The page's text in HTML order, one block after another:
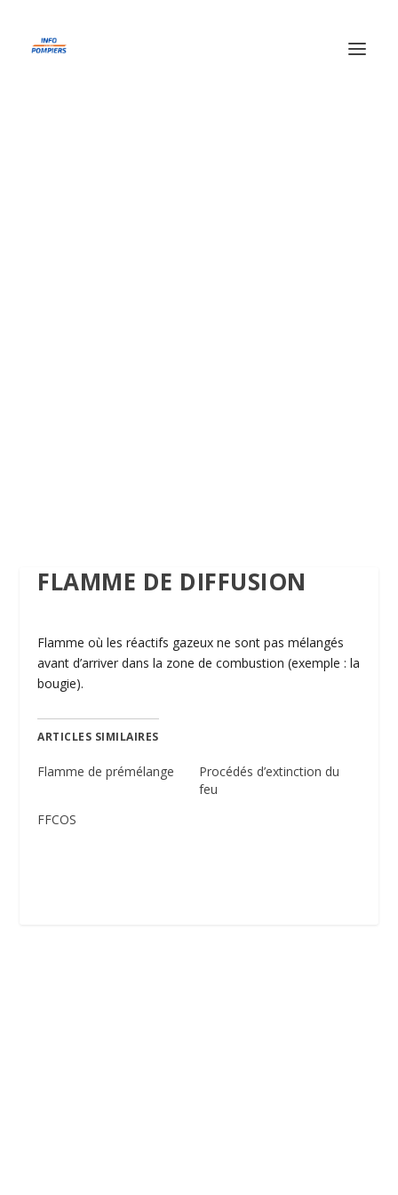
FLAMME DE DIFFUSION
Flamme où les réactifs gazeux ne sont pas mélangés
avant d’arriver dans la zone de combustion (exemple : la
bougie).
ARTICLES SIMILAIRES
Flamme de prémélange
Procédés d’extinction du
feu
FFCOS